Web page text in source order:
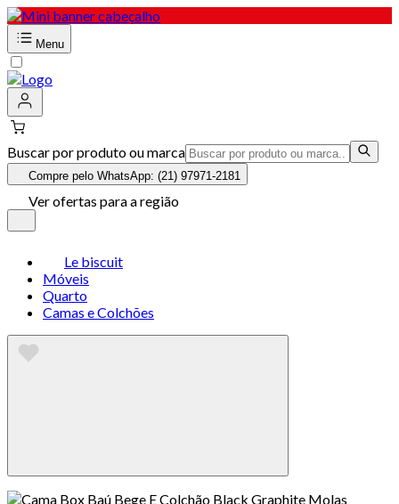
Menu
Buscar por produto ou marca
Compre pelo WhatsApp: (21) 97971-2181
Ver ofertas para a região
Le biscuit
Móveis
Quarto
Camas e Colchões